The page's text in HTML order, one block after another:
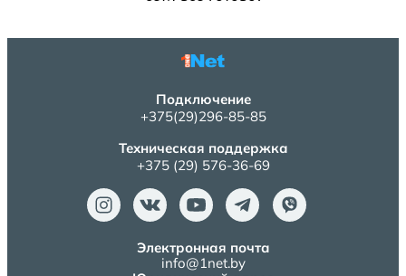
Подключение
+375(29)296-85-85
Техническая поддержка
+375 (29) 576-36-69
Электронная почта
info@1net.by